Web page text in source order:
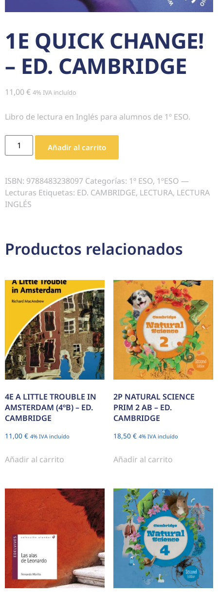
1E QUICK CHANGE!
– ED. CAMBRIDGE
11,00€ 4% IVA incluído
Libro de lectura en Inglés para alumnos de 1º ESO.
Añadir al carrito
ISBN: 9788483238097 Categorías: 1º ESO, 1ºESO —
Lecturas Etiquetas: ED. CAMBRIDGE, LECTURA, LECTURA
INGLÉS
Productos relacionados
4E A LITTLE TROUBLE IN
AMSTERDAM (4ºB) – ED.
CAMBRIDGE
11,00 € 4% IVA incluído
Añadir al carrito
2P NATURAL SCIENCE
PRIM 2 AB – ED.
CAMBRIDGE
18,50 € 4% IVA incluído
Añadir al carrito